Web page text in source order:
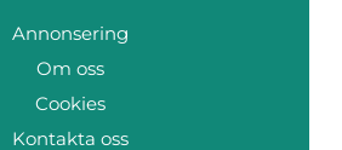
Annonsering
Om oss
Cookies
Kontakta oss